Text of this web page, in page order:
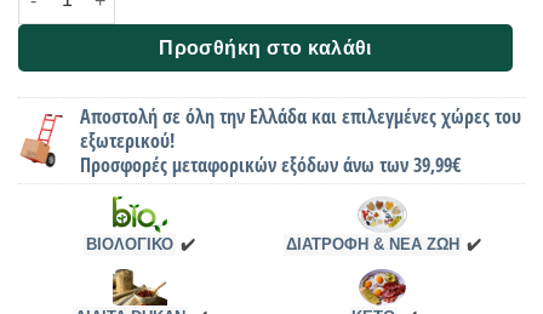
Προσθήκη στο καλάθι
Αποστολή σε όλη την Ελλάδα και επιλεγμένες χώρες του
εξωτερικού!
Προσφορές μεταφορικών εξόδων άνω των 39,99€
ΒΙΟΛΟΓΙΚΟ ✔️ ΔΙΑΤΡΟΦΗ & ΝΕΑ ΖΩΗ ✔️